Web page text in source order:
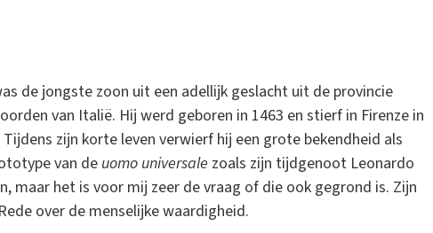
de jongste zoon uit een adellijk geslacht uit de provincie
van Italië. Hij werd geboren in 1463 en stierf in Firenze in
zijn korte leven verwierf hij een grote bekendheid als
van de uomo universale zoals zijn tijdgenoot Leonardo
maar het is voor mij zeer de vraag of die ook gegrond is. Zijn
over de menselijke waardigheid.